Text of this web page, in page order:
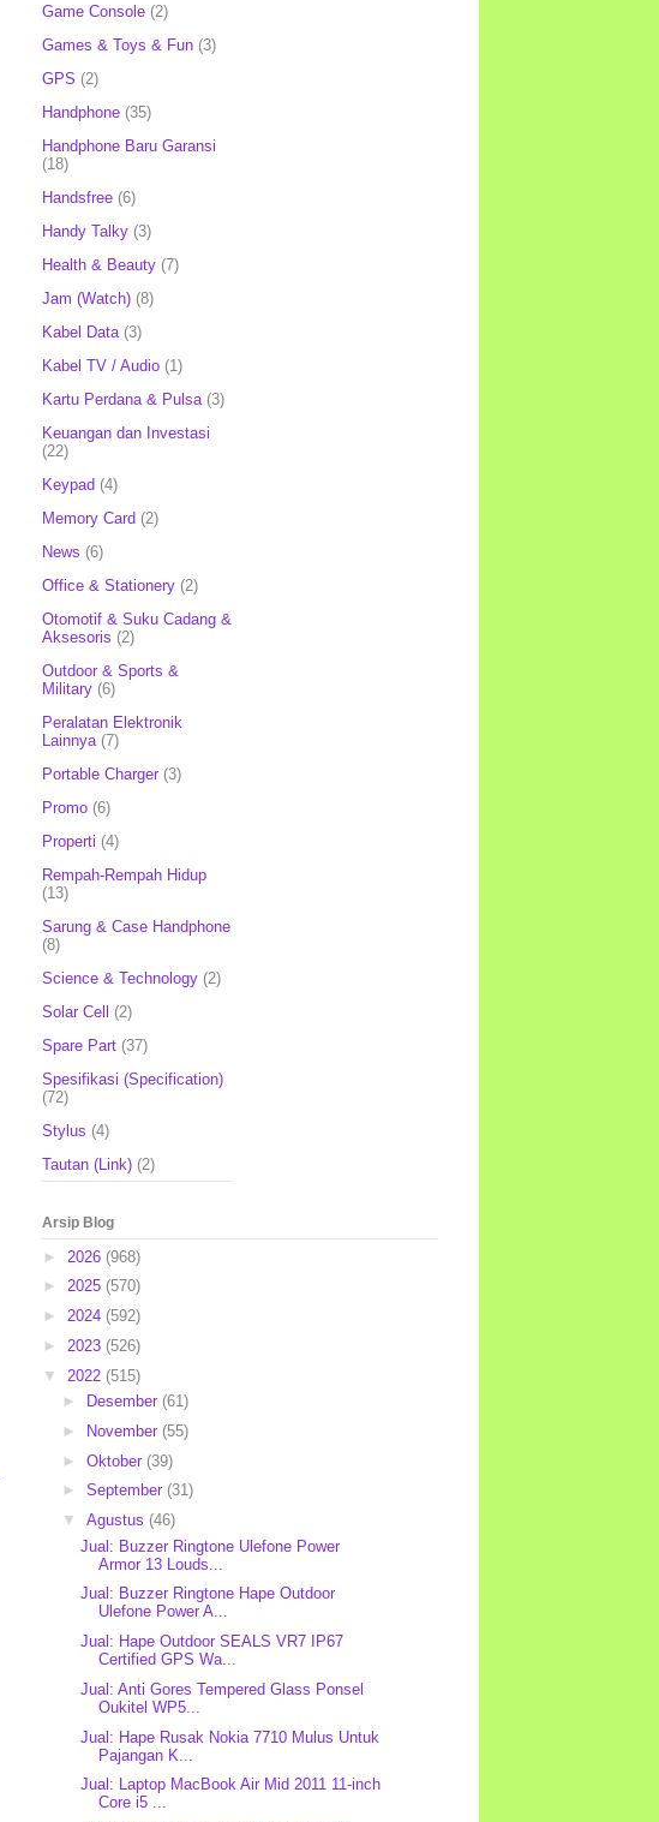
Game Console (2)
Games & Toys & Fun (3)
GPS (2)
Handphone (35)
Handphone Baru Garansi
(18)
Handsfree (6)
Handy Talky (3)
Health & Beauty (7)
Jam (Watch) (8)
Kabel Data (3)
Kabel TV / Audio (1)
Kartu Perdana & Pulsa (3)
Keuangan dan Investasi
(22)
Keypad (4)
Memory Card (2)
News (6)
Office & Stationery (2)
Otomotif & Suku Cadang &
Aksesoris (2)
Outdoor & Sports &
Military (6)
Peralatan Elektronik
Lainnya (7)
Portable Charger (3)
Promo (6)
Properti (4)
Rempah-Rempah Hidup
(13)
Sarung & Case Handphone
(8)
Science & Technology (2)
Solar Cell (2)
Spare Part (37)
Spesifikasi (Specification)
(72)
Stylus (4)
Tautan (Link) (2)
Arsip Blog
► 2026 (968)
► 2025 (570)
► 2024 (592)
► 2023 (526)
▼ 2022 (515)
►
Desember (61)
►
November (55)
► Oktober (39)
► September (31)
▼ Agustus (46)
Jual: Buzzer Ringtone Ulefone Power
Armor 13 Louds...
Jual: Buzzer Ringtone Hape Outdoor
Ulefone Power A...
Jual: Hape Outdoor SEALS VR7 IP67
Certified GPS Wa...
Jual: Anti Gores Tempered Glass Ponsel
Oukitel WP5...
Jual: Hape Rusak Nokia 7710 Mulus Untuk
Pajangan K...
Jual: Laptop MacBook Air Mid 2011 11-inch
Core i5 ...